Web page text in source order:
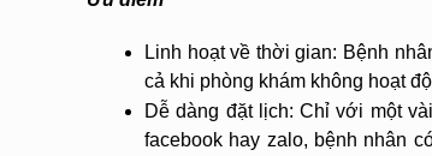
Linh hoạt về thời gian: Bệnh
cả khi phòng khám không hoạt
Dễ dàng đặt lịch: Chỉ với một
facebook hay zalo, bệnh nhân